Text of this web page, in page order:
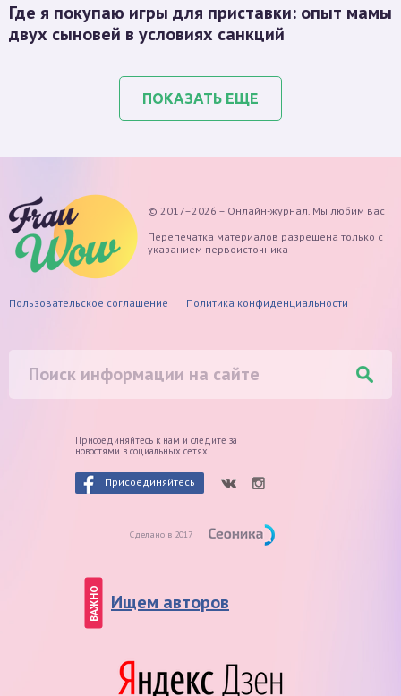
Где я покупаю игры для приставки: опыт мамы
двух сыновей в условиях санкций
ПОКАЗАТЬ ЕЩЕ
© 2017–2026 – Онлайн-журнал. Мы любим вас
Перепечатка материалов разрешена только с
указанием первоисточника
Пользовательское соглашение Политика конфиденциальности
Присоединяйтесь к нам и следите за
новостями в социальных сетях
Присоединяйтесь
Сделано в 2017
ВАЖНО Ищем авторов